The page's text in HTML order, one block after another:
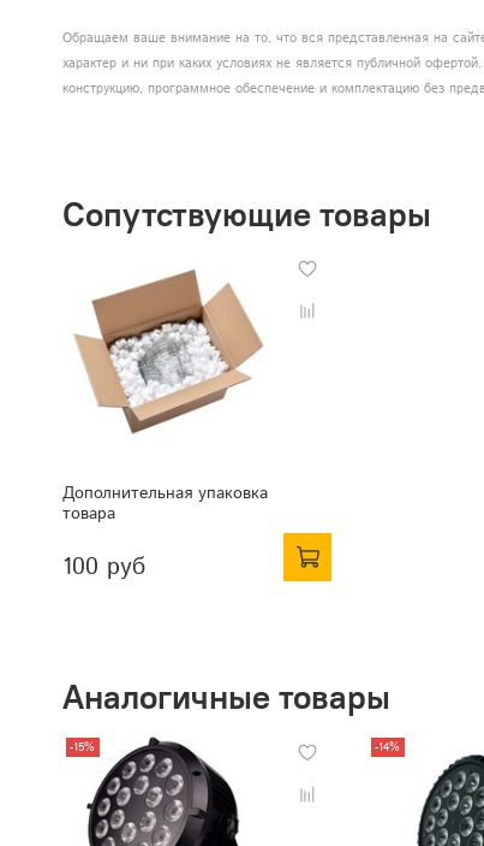
Обращаем ваше внимание на то, что вся представленная на
характер и ни при каких условиях не является публичной
конструкцию, программное обеспечение и комплектацию без
Сопутствующие товары
Дополнительная упаковка
товара
100 руб
Аналогичные товары
-15% -14%